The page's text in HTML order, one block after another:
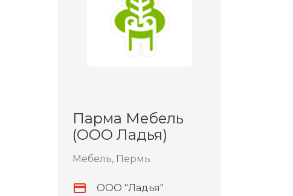
Парма Мебель
(ООО Ладья)
Мебель, Пермь
ООО "Ладья"